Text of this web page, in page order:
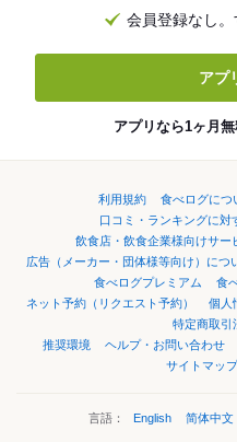
会員登録なし
アプ
アプリなら1ヶ月
利用規約 食べログにつ
口コミ・ランキングに対
飲食店・飲食企業様向けサー
広告（メーカー・団体様等向け）につ
食べログプレミアム
食
ネット予約（リクエスト予約）
個人
特定商取引
推奨環境
ヘルプ・お問い合わせ
サイトマップ
言語： English 简体中文